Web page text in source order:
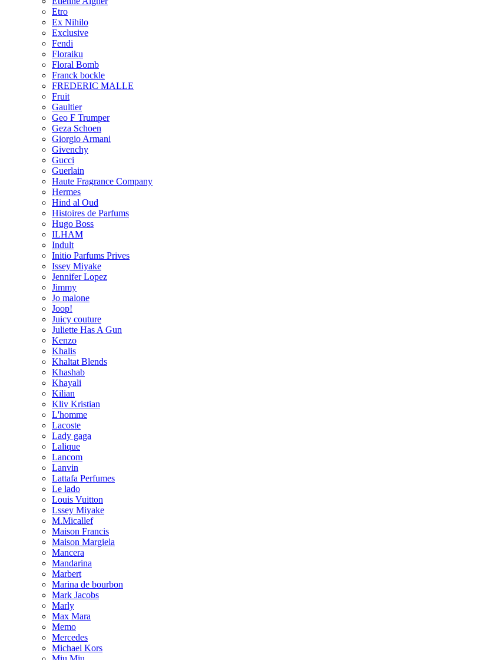
Etro
Ex Nihilo
Exclusive
Fendi
Floraiku
Floral Bomb
Franck bockle
FREDERIC MALLE
Fruit
Gaultier
Geo F Trumper
Geza Schoen
Giorgio Armani
Givenchy
Gucci
Guerlain
Haute Fragrance Company
Hermes
Hind al Oud
Histoires de Parfums
Hugo Boss
ILHAM
Indult
Initio Parfums Prives
Issey Miyake
Jennifer Lopez
Jimmy
Jo malone
Joop!
Juicy couture
Juliette Has A Gun
Kenzo
Khalis
Khaltat Blends
Khashab
Khayali
Kilian
Kliv Kristian
L'homme
Lacoste
Lady gaga
Lalique
Lancom
Lanvin
Lattafa Perfumes
Le lado
Louis Vuitton
Lssey Miyake
M.Micallef
Maison Francis
Maison Margiela
Mancera
Mandarina
Marbert
Marina de bourbon
Mark Jacobs
Marly
Max Mara
Memo
Mercedes
Michael Kors